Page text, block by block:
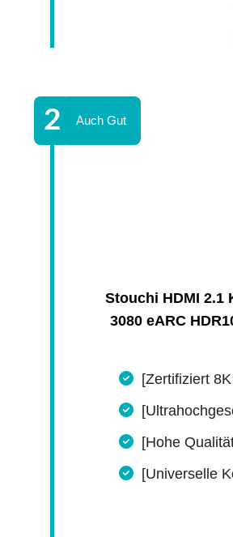
Stouchi HDMI 2.1
3080 eARC
[Zertifiziert
[Hohe
[Universelle